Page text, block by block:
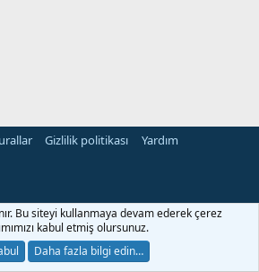
Gizlilik politikası
Yardım
Bu siteyi kullanmaya devam ederek çerez
kabul etmiş olursunuz.
Daha fazla bilgi edin…